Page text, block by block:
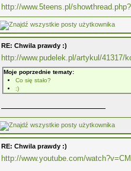
http://www.5teens.pl/
RE: Chwila prawdy :)
http://www.pudelek.pl/artykul/41317/
Moje poprzednie tematy:
Co się stało?
:)
RE: Chwila prawdy :)
http://www.youtube.com/